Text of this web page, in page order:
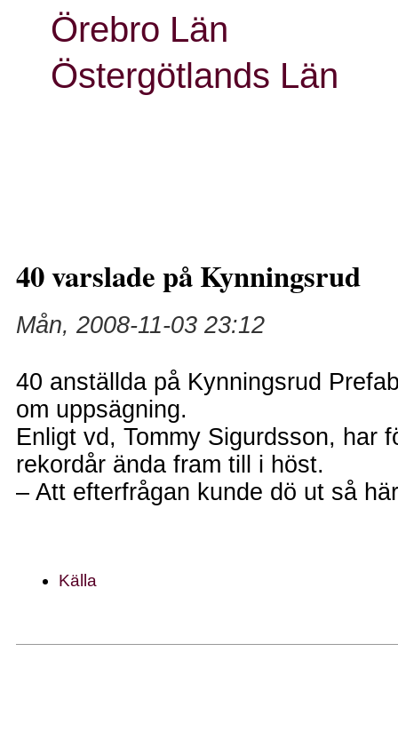
Örebro Län
Östergötlands Län
40 varslade på Kynningsrud
Mån, 2008-11-03 23:12
40 anställda på Kynningsrud
om uppsägning.
Enligt vd, Tommy Sigurdsson, har
rekordår ända fram till i höst.
– Att efterfrågan kunde dö ut så
Källa